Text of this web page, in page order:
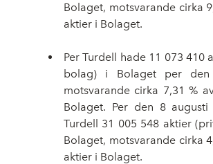
Bolaget, motsvarande cirka
aktier i Bolaget.
Per Turdell hade 11 073 410
bolag) i Bolaget per
motsvarande cirka 7,31 %
Bolaget. Per den 8
Turdell 31 005 548 aktier
Bolaget, motsvarande cirka
aktier i Bolaget.